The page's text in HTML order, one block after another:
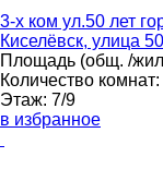
3-х ком ул.50 лет
Киселёвск, улица
Площадь (общ. /
Количество комнат:
Этаж: 7/9
в избранное